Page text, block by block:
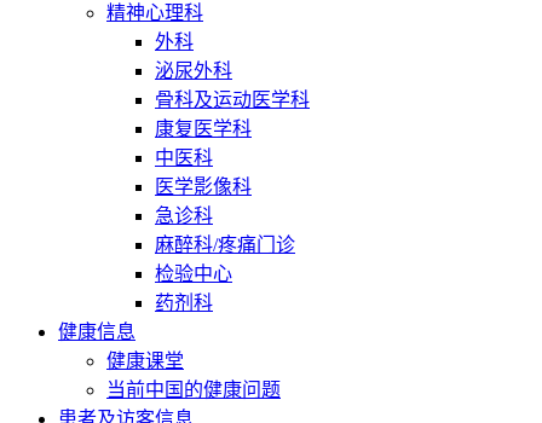
精神心理科
外科
泌尿外科
骨科及运动医学科
康复医学科
中医科
医学影像科
急诊科
麻醉科/疼痛门诊
检验中心
药剂科
健康信息
健康课堂
当前中国的健康问题
患者及访客信息